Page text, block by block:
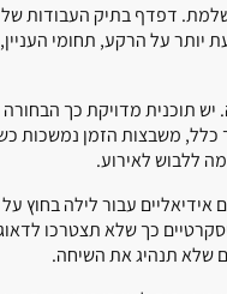
דפדף בתיק העבודות
על הרקע, תחומי
יש תוכנית מדויקת כך
כלל, משבצות הזמן
ללבוש לאירוע.
עבור לילה בחוץ
כך שלא תצטרכו
שלא תנהיג את השיחה.